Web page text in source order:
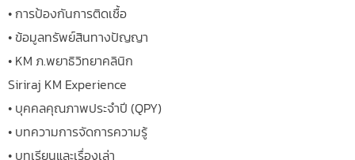
• การป้องกันการติดเชื้อ
• ข้อมูลทรัพย์สินทางปัญญา
• KM ภ.พยาธิวิทยาคลินิก
Siriraj KM Experience
• บุคคลคุณภาพประจำปี (QPY)
• บทความการจัดการความรู้
• บทเรียนและเรื่องเล่า